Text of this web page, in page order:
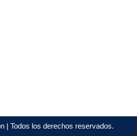
| Todos los derechos reservados.